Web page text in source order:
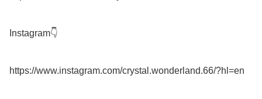
Instagram👇
https://www.instagram.com/crystal.wonderland.66/?hl=en